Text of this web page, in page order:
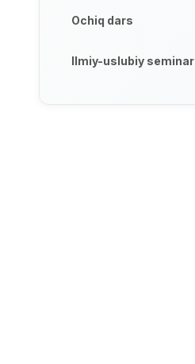
Ochiq dars
Ilmiy-uslubiy seminar